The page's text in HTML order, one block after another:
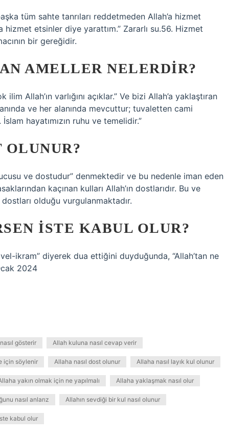
tüm sahte tanrıları reddetmeden Allah’a hizmet
hizmet etsinler diye yarattım.” Zararlı su.56. Hizmet
bir gereğidir.
AMELLER NELERDIR?
Allah’ın varlığını açıklar.” Ve bizi Allah’a yaklaştıran
ve her alanında mevcuttur; tuvaletten cami
hayatımızın ruhu ve temelidir.”
OLUNUR?
ve dostudur” denmektedir ve bu nedenle iman eden
kaçınan kulları Allah’ın dostlarıdır. Bu ve
olduğu vurgulanmaktadır.
ISTE KABUL OLUR?
ikram” diyerek dua ettiğini duyduğunda, “Allah’tan ne
2024
gösterir Allah kuluna nasıl cevap verir
için söylenir Allaha nasıl dost olunur Allaha nasıl layık kul olunur
yakın olmak için ne yapılmalı Allaha yaklaşmak nasıl olur
nasıl anlarız Allahın sevdiği bir kul nasıl olunur
kabul olur